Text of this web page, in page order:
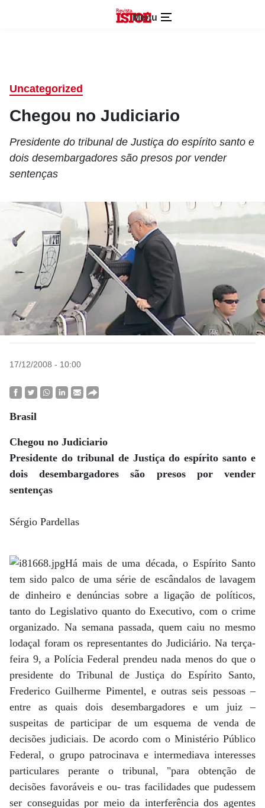
Menu
Uncategorized
Chegou no Judiciario
Presidente do tribunal de Justiça do espírito santo e
dois desembargadores são presos por vender
sentenças
17/12/2008 - 10:00
Brasil
Chegou no Judiciario
Presidente do tribunal de Justiça do espírito santo e
dois desembargadores são presos por vender
sentenças
Sérgio Pardellas
Há mais de uma década, o Espírito Santo
tem sido palco de uma série de escândalos de lavagem
de dinheiro e denúncias sobre a ligação de políticos,
tanto do Legislativo quanto do Executivo, com o crime
organizado. Na semana passada, quem caiu no mesmo
lodaçal foram os representantes do Judiciário. Na terça-
feira 9, a Polícia Federal prendeu nada menos do que o
presidente do Tribunal de Justiça do Espírito Santo,
Frederico Guilherme Pimentel, e outras seis pessoas –
entre as quais dois desembargadores e um juiz –
suspeitas de participar de um esquema de venda de
decisões judiciais. De acordo com o Ministério Público
Federal, o grupo patrocinava e intermediava interesses
particulares perante o tribunal, "para obtenção de
decisões favoráveis e ou- tras facilidades que pudessem
ser conseguidas por meio da interferência dos agentes